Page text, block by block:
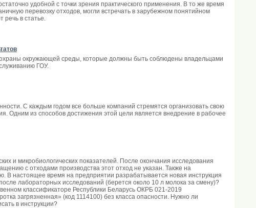
удобной с точки зрения практического применения. В то же время
перевозку отходов, могли встречать в зарубежном понятийном
в статье.
окружающей среды, которые должны быть соблюдены владельцами
ГОУ.
С каждым годом все больше компаний стремятся организовать свою
Одним из способов достижения этой цели является внедрение в рабочее
и микробиологических показателей. После окончания исследования
с отходами производства этот отход не указан. Также на
В настоящее время на предприятии разрабатывается новая инструкция
лабораторных исследований (берется около 10 л молока за смену)?
классификаторе Республики Беларусь ОКРБ 021-2019
загрязненная» (код 1114100) без класса опасности. Нужно ли
в инструкции?